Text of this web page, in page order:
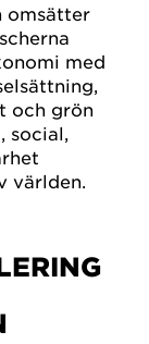
omsätter
med
och grön
social,
världen.